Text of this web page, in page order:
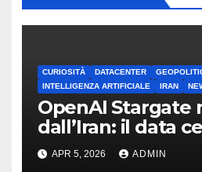
CURIOSITÀ DATACENTER
INTELLIGENZA ARTIFICIALE
IRAN
OpenAI Stargate
dall’Iran: il data
mirino
APR 5, 2026 ADMIN